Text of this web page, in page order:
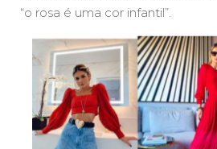
“o rosa é uma cor infantil”.